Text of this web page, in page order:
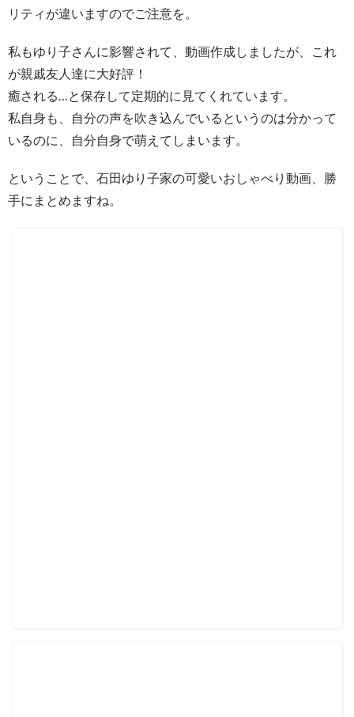
リティが違いますのでご注意を。
私もゆり子さんに影響されて、動画作成しましたが、これ
が親戚友人達に大好評！
癒される…と保存して定期的に見てくれています。
私自身も、自分の声を吹き込んでいるというのは分かって
いるのに、自分自身で萌えてしまいます。
ということで、石田ゆり子家の可愛いおしゃべり動画、勝
手にまとめますね。